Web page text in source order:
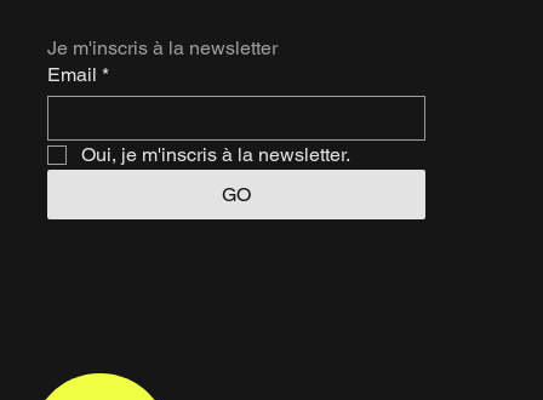
Je m'inscris à la newsletter
Email *
Oui, je m'inscris à la newsletter.
GO